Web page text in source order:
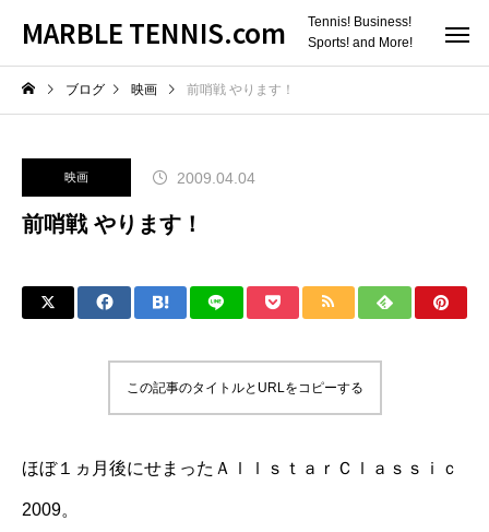
MARBLE TENNIS.com
Tennis! Business!
Sports! and More!
ブログ 映画 前哨戦 やります！
映画 2009.04.04
前哨戦 やります！
この記事のタイトルとURLをコピーする
ほぼ１ヵ月後にせまった ＡｌｌｓｔａｒＣｌａｓｓｉｃ
2009。